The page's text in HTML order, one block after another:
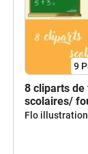
9
8 cliparts
scolaires/
bureaux
Flo